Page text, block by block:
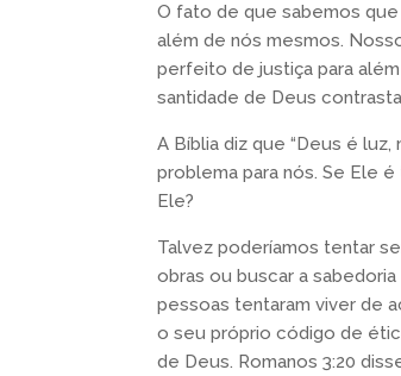
O fato de que sabemos
além de nós mesmos.
perfeito de justiça para
santidade de Deus
A Bíblia diz que “Deus é
problema para nós. Se Ele
Ele?
Talvez poderíamos tentar
obras ou buscar a
pessoas tentaram viver de
o seu próprio código de
de Deus. Romanos 3:20